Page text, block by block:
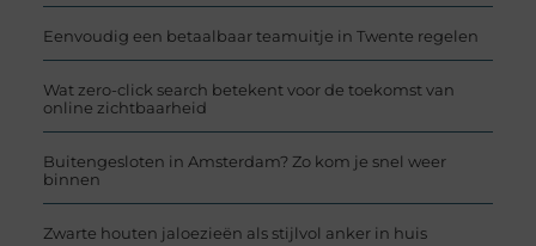
Eenvoudig een betaalbaar teamuitje in Twente regelen
Wat zero-click search betekent voor de toekomst van
online zichtbaarheid
Buitengesloten in Amsterdam? Zo kom je snel weer
binnen
Zwarte houten jaloezieën als stijlvol anker in huis